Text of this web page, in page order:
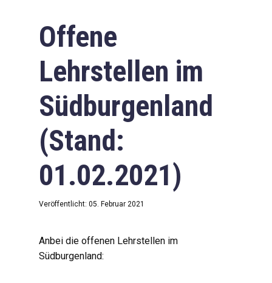
Offene
Lehrstellen im
Südburgenland
(Stand:
01.02.2021)
Veröffentlicht: 05. Februar 2021
Anbei die offenen Lehrstellen im
Südburgenland: